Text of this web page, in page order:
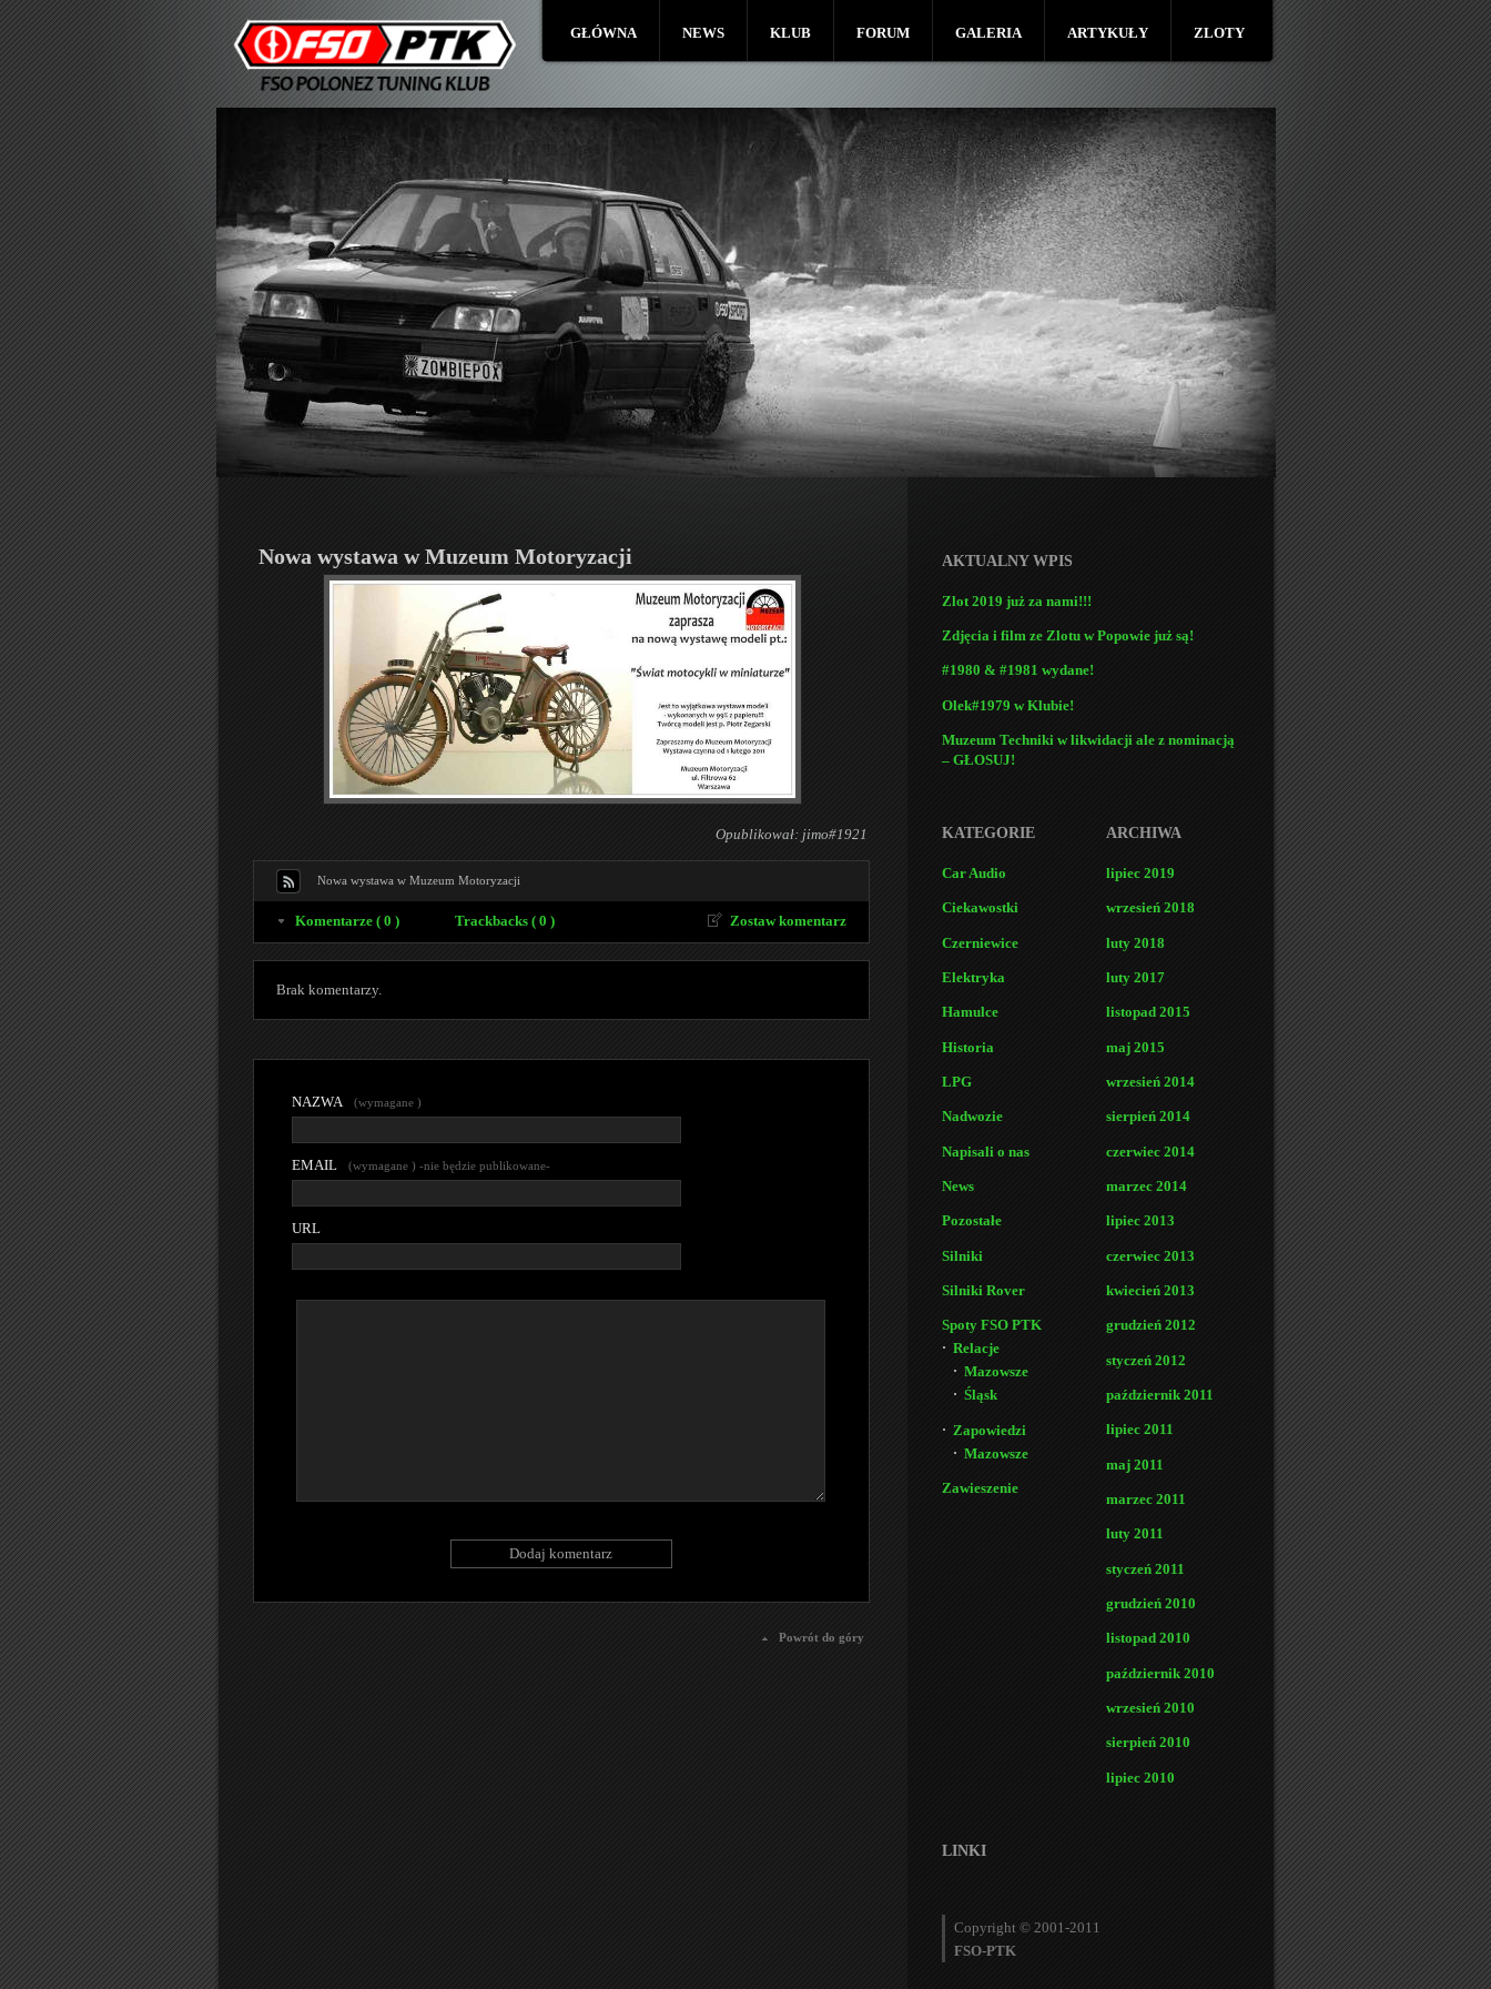
GŁÓWNA NEWS KLUB FORUM GALERIA ARTYKUŁY ZLOTY
Nowa wystawa w Muzeum Motoryzacji
Opublikował: jimo#1921
Nowa wystawa w Muzeum Motoryzacji
Komentarze ( 0 ) Trackbacks ( 0 ) Zostaw komentarz
Brak komentarzy.
NAZWA (wymagane )
EMAIL (wymagane ) -nie będzie publikowane-
URL
Powrót do góry
AKTUALNY WPIS
Zlot 2019 już za nami!!!
Zdjęcia i film ze Zlotu w Popowie już są!
#1980 & #1981 wydane!
Olek#1979 w Klubie!
Muzeum Techniki w likwidacji ale z nominacją
– GŁOSUJ!
KATEGORIE
Car Audio
Ciekawostki
Czerniewice
Elektryka
Hamulce
Historia
LPG
Nadwozie
Napisali o nas
News
Pozostałe
Silniki
Silniki Rover
Spoty FSO PTK
Relacje
Mazowsze
Śląsk
Zapowiedzi
Mazowsze
Zawieszenie
ARCHIWA
lipiec 2019
wrzesień 2018
luty 2018
luty 2017
listopad 2015
maj 2015
wrzesień 2014
sierpień 2014
czerwiec 2014
marzec 2014
lipiec 2013
czerwiec 2013
kwiecień 2013
grudzień 2012
styczeń 2012
październik 2011
lipiec 2011
maj 2011
marzec 2011
luty 2011
styczeń 2011
grudzień 2010
listopad 2010
październik 2010
wrzesień 2010
sierpień 2010
lipiec 2010
LINKI
Copyright © 2001-2011
FSO-PTK